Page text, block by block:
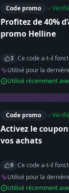
Code promo Vérifié
Profitez de 40%
promo Helline
3 Ce code a-t-il
Utilisé pour la
Utilisé récemment
Code promo Vérifié
Activez le
vos achats
9 Ce code a-t-il
Utilisé pour la
Utilisé récemment